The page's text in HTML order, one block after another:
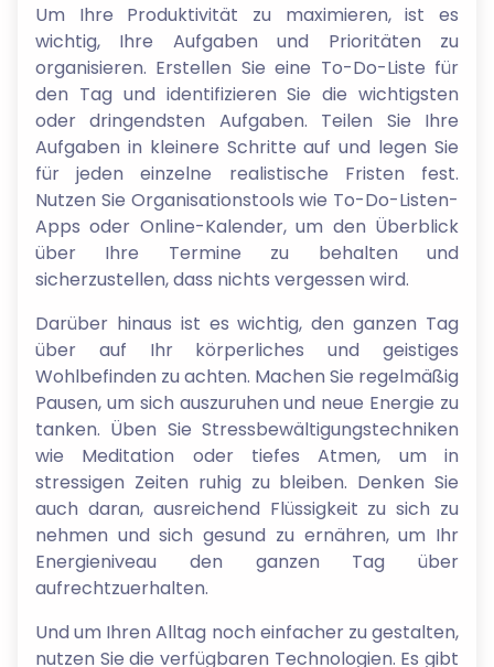
Um Ihre Produktivität zu maximieren, ist es
wichtig, Ihre Aufgaben und Prioritäten zu
organisieren. Erstellen Sie eine To-Do-Liste für
den Tag und identifizieren Sie die wichtigsten
oder dringendsten Aufgaben. Teilen Sie Ihre
Aufgaben in kleinere Schritte auf und legen Sie
für jeden einzelne realistische Fristen fest.
Nutzen Sie Organisationstools wie To-Do-Listen-
Apps oder Online-Kalender, um den Überblick
über Ihre Termine zu behalten und
sicherzustellen, dass nichts vergessen wird.
Darüber hinaus ist es wichtig, den ganzen Tag
über auf Ihr körperliches und geistiges
Wohlbefinden zu achten. Machen Sie regelmäßig
Pausen, um sich auszuruhen und neue Energie zu
tanken. Üben Sie Stressbewältigungstechniken
wie Meditation oder tiefes Atmen, um in
stressigen Zeiten ruhig zu bleiben. Denken Sie
auch daran, ausreichend Flüssigkeit zu sich zu
nehmen und sich gesund zu ernähren, um Ihr
Energieniveau den ganzen Tag über
aufrechtzuerhalten.
Und um Ihren Alltag noch einfacher zu gestalten,
nutzen Sie die verfügbaren Technologien. Es gibt